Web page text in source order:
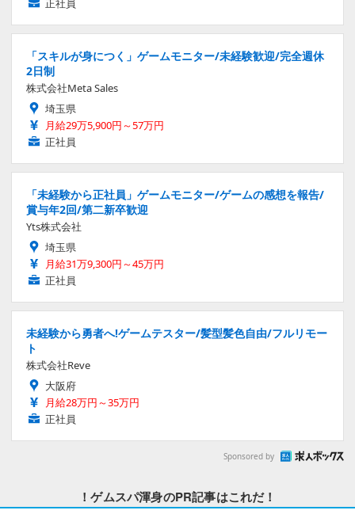
正社員
「スキルが身につく」ゲームモニター/未経験歓迎/完全週休
2日制
株式会社Meta Sales
埼玉県
月給29万5,900円～57万円
正社員
「未経験から正社員」ゲームモニター/ゲームの感想を報告/
賞与年2回/第二新卒歓迎
Yts株式会社
埼玉県
月給31万9,300円～45万円
正社員
未経験から勇者へ!ゲームテスター/髪型髪色自由/フルリモー
ト
株式会社Reve
大阪府
月給28万円～35万円
正社員
Sponsored by
！ゲムスパ渾身のPR記事はこれだ！